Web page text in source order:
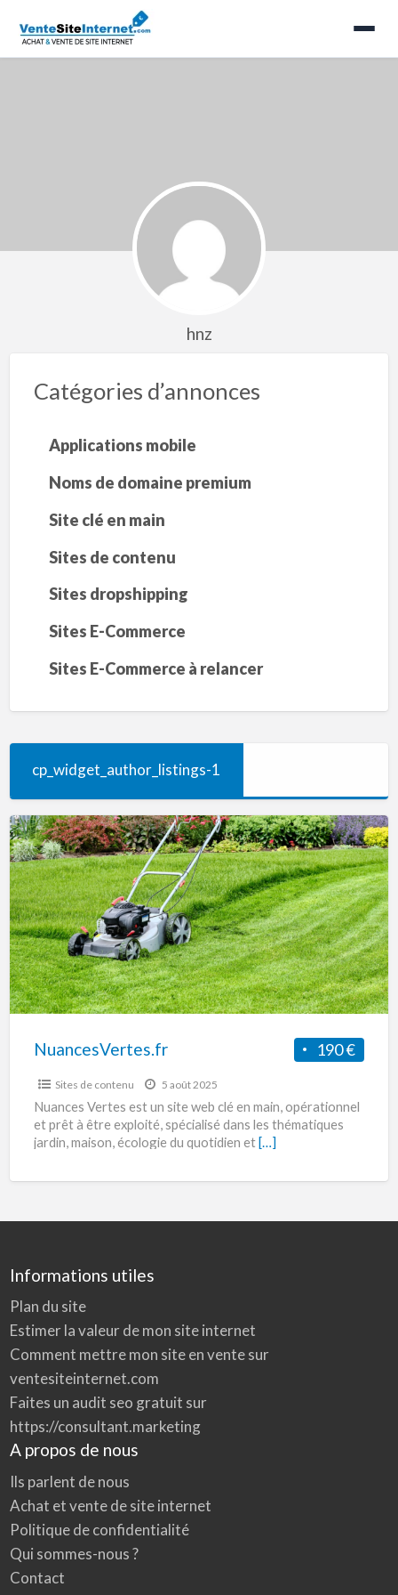
hnz
Catégories d’annonces
Applications mobile
Noms de domaine premium
Site clé en main
Sites de contenu
Sites dropshipping
Sites E-Commerce
Sites E-Commerce à relancer
cp_widget_author_listings-1
NuancesVertes.fr
190 €
NuancesVertes.fr
Sites de contenu 5 août 2025
Nuances Vertes est un site web clé en main, opérationnel
et prêt à être exploité, spécialisé dans les thématiques
jardin, maison, écologie du quotidien et[…]
Informations utiles
Plan du site
Estimer la valeur de mon site internet
Comment mettre mon site en vente sur
ventesiteinternet.com
Faites un audit seo gratuit sur
https://consultant.marketing
A propos de nous
Ils parlent de nous
Achat et vente de site internet
Politique de confidentialité
Qui sommes-nous ?
Contact